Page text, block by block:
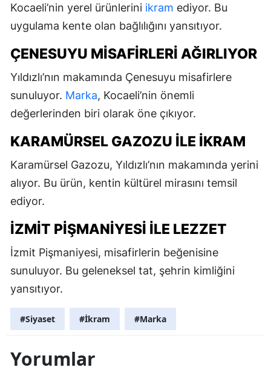
Kocaeli’nin yerel ürünlerini ikram ediyor. Bu
uygulama kente olan bağlılığını yansıtıyor.
ÇENESUYU MISAFIRLERI AĞIRLIYOR
Yıldızlı’nın makamında Çenesuyu misafirlere
sunuluyor. Marka, Kocaeli’nin önemli
değerlerinden biri olarak öne çıkıyor.
KARAMÜRSEL GAZOZU ILE IKRAM
Karamürsel Gazozu, Yıldızlı’nın makamında yerini
alıyor. Bu ürün, kentin kültürel mirasını temsil
ediyor.
İZMIT PIŞMANIYESI ILE LEZZET
İzmit Pişmaniyesi, misafirlerin beğenisine
sunuluyor. Bu geleneksel tat, şehrin kimliğini
yansıtıyor.
#Siyaset #İkram #Marka
Yorumlar